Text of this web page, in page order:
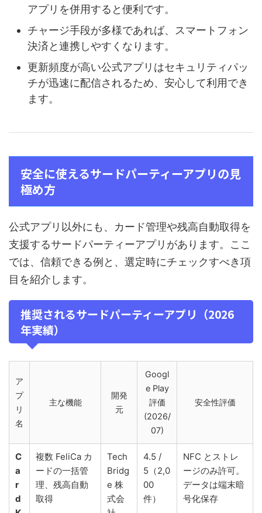
アプリを併用すると便利です。
チャージ手段が多様であれば、スマートフォン
決済と連携しやすくなります。
更新頻度が高い公式アプリはセキュリティパッ
チが迅速に配信されるため、安心して利用でき
ます。
安全に使えるサードパーティーアプリの見
極め方
公式アプリ以外にも、カード管理や残高自動取得を
支援するサードパーティーアプリがあります。ここ
では、信頼できる例と、選定時にチェックすべき項
目を紹介します。
推奨されるサードパーティーアプリ（2026
年実績）
ア
プ
リ
名
主な機能
開発
元
Googl
e Play
評価
(2026/
07)
安全性評価
C
a
r
d
複数 FeliCa カ
ードの一括管
理、残高自動
取得
Tech
Bridg
e 株
式会
4.5 /
5（2,0
00
件）
NFC とストレ
ージのみ許可。
データは端末暗
号化保存